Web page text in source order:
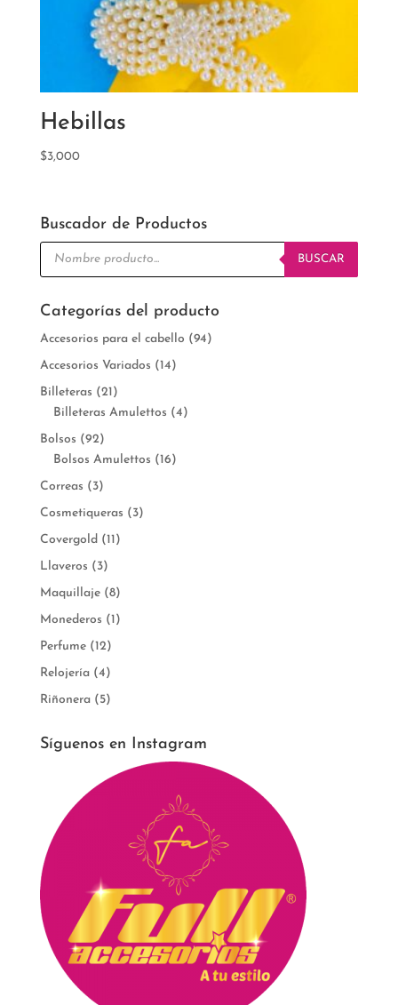
Hebillas
$3,000
Buscador de Productos
Búsqueda
BUSCAR
Categorías del producto
Accesorios para el cabello (94)
Accesorios Variados (14)
Billeteras (21)
Billeteras Amulettos (4)
Bolsos (92)
Bolsos Amulettos (16)
Correas (3)
Cosmetiqueras (3)
Covergold (11)
Llaveros (3)
Maquillaje (8)
Monederos (1)
Perfume (12)
Relojería (4)
Riñonera (5)
Síguenos en Instagram